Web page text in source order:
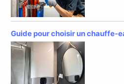
Guide pour choisir un chauffe-